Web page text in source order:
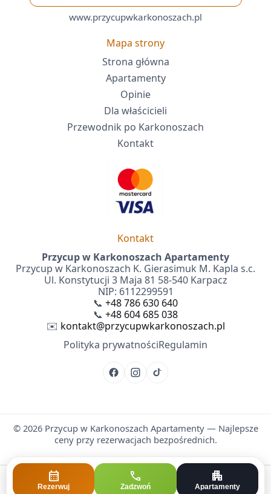
www.przycupwkarkonoszach.pl
Mapa strony
Strona główna
Apartamenty
Opinie
Dla właścicieli
Przewodnik po Karkonoszach
Kontakt
Kontakt
Przycup w Karkonoszach Apartamenty
Przycup w Karkonoszach K. Gierasimuk M. Kapla s.c.
Ul. Konstytucji 3 Maja 81 58-540 Karpacz
NIP: 6112299591
📞 +48 786 630 640
📞 +48 604 685 038
✉️ kontakt@przycupwkarkonoszach.pl
Polityka prywatnościRegulamin
© 2026Przycup w Karkonoszach Apartamenty — Najlepsze
ceny przy rezerwacjach bezpośrednich.
calendar_month
Rezerwuj
call
Zadzwoń
apartment
Apartamenty
Strona korzysta z plików cookies. Możesz określić warunki przechowywania
lub dostępu do plików cookies w Twojej przeglądarce.